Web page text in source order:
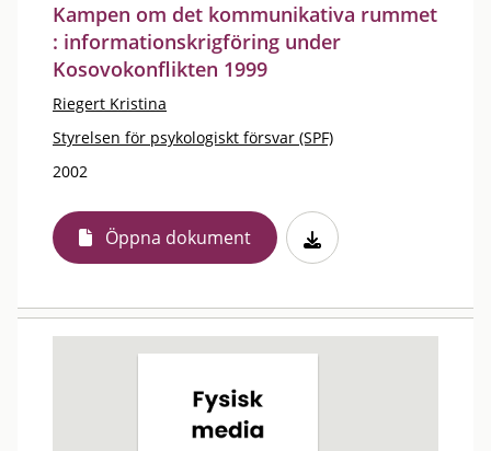
Kampen om det kommunikativa rummet
: informationskrigföring under
Kosovokonflikten 1999
Riegert Kristina
Styrelsen för psykologiskt försvar (SPF)
2002
Öppna dokument